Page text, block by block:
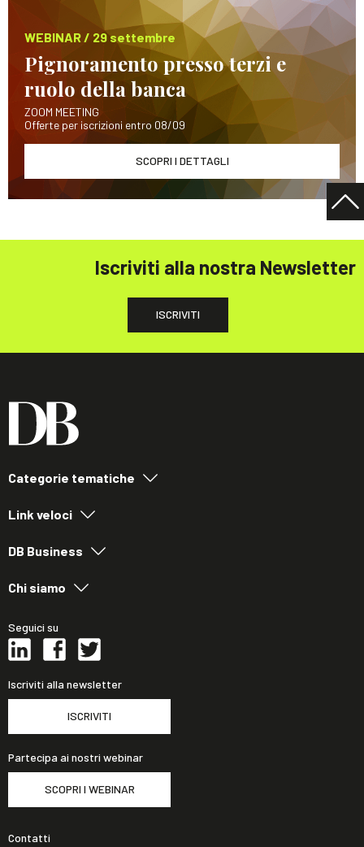
WEBINAR / 29 settembre
Pignoramento presso terzi e
ruolo della banca
ZOOM MEETING
Offerte per iscrizioni entro 08/09
SCOPRI I DETTAGLI
Iscriviti alla nostra Newsletter
ISCRIVITI
Categorie tematiche
Link veloci
DB Business
Chi siamo
Seguici su
Iscriviti alla newsletter
ISCRIVITI
Partecipa ai nostri webinar
SCOPRI I WEBINAR
Contatti